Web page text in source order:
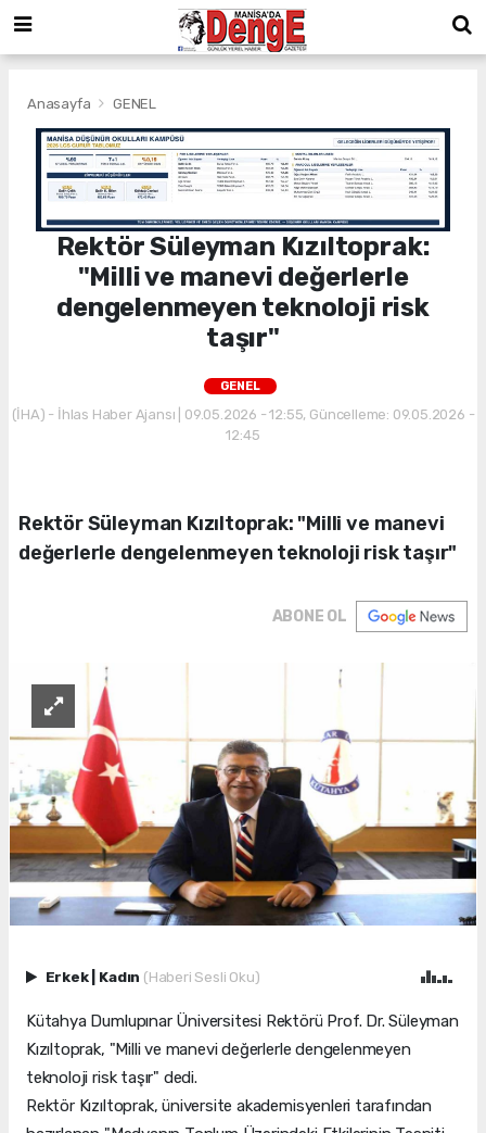
Anasayfa GENEL
Rektör Süleyman Kızıltoprak:
"Milli ve manevi değerlerle
dengelenmeyen teknoloji risk
taşır"
GENEL
(İHA) - İhlas Haber Ajansı | 09.05.2026 - 12:55, Güncelleme: 09.05.2026 -
12:45
Rektör Süleyman Kızıltoprak: "Milli ve manevi
değerlerle dengelenmeyen teknoloji risk taşır"
ABONE OL
Erkek Kadın (Haberi Sesli Oku)
Kütahya Dumlupınar Üniversitesi Rektörü Prof. Dr. Süleyman
Kızıltoprak, "Milli ve manevi değerlerle dengelenmeyen
teknoloji risk taşır" dedi.
Rektör Kızıltoprak, üniversite akademisyenleri tarafından